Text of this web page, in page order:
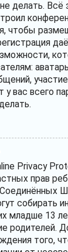
делать. Всё
чтобы
участие
у вас всего
Privacy
прав
Соединённых
собирать
младше 13
родителей.
того,